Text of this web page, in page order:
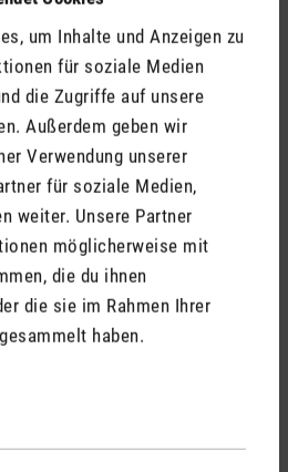
um Inhalte und Anzeigen zu
für soziale Medien
die Zugriffe auf unsere
Außerdem geben wir
Verwendung unserer
für soziale Medien,
weiter. Unsere Partner
möglicherweise mit
die du ihnen
die sie im Rahmen Ihrer
haben.
Widerrufsrecht
Garantie mit
Servicecenter
Kaufberatung